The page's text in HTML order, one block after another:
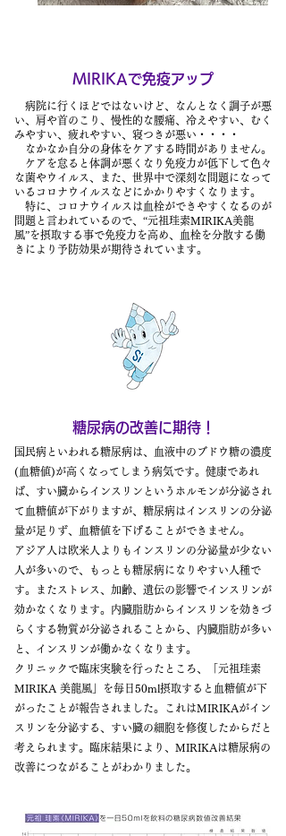
病院に行くほどではないけど、なんとなく調子が悪
い、肩や首のこり、慢性的な腰痛、冷えやすい、むく
みやすい、疲れやすい、寝つきが悪い・・・・
なかなか自分の身体をケアする時間がありません。
ケアを怠ると体調が悪くなり免疫力が低下して色々
な菌やウイルス、また、世界中で深刻な問題になって
いるコロナウイルスなどにかかりやすくなります。
​特に、コロナウイルスは血栓ができやすくなるのが
問題と言われているので、“元祖珪素MIRIKA美龍
風”を摂取する事で免疫力を高め、血栓を分散する働
きにより予防効果が期待されています。
MIRIKAで免疫アップ
糖尿病の改善に期待！
国民病といわれる糖尿病は、血液中のブドウ糖の濃度
(血糖値)が高くなってしまう病気です。健康であれ
ば、すい臓からインスリンというホルモンが分泌され
て血糖値が下がりますが、糖尿病はインスリンの分泌
量が足りず、血糖値を下げることができません。
アジア人は欧米人よりもインスリンの分泌量が少ない
人が多いので、もっとも糖尿病になりやすい人種で
す。またストレス、加齢、遺伝の影響でインスリンが
効かなくなります。内臓脂肪からインスリンを効きづ
らくする物質が分泌されることから、内臓脂肪が多い
と、インスリンが働かなくなります。
クリニックで臨床実験を行ったところ、「元祖珪素
MIRIKA 美龍風」を毎日50ml摂取すると血糖値が下
がったことが報告されました。これはMIRIKAがイン
スリンを分泌する、すい臓の細胞を修復したからだと
考えられます。臨床結果により、MIRIKAは糖尿病の
改善につながることがわかりました。